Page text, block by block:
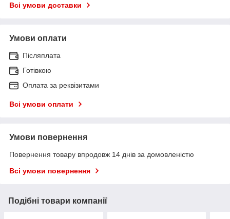
Всі умови доставки
Умови оплати
Післяплата
Готівкою
Оплата за реквізитами
Всі умови оплати
Умови повернення
Повернення товару впродовж 14 днів за домовленістю
Всі умови повернення
Подібні товари компанії